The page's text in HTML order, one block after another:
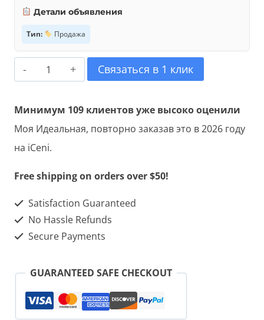
Детали объявления
Тип: Продажа
Количество
товара
Идеальная
Связаться в 1 клик
Минимум 109 клиентов уже высоко оценили
Моя Идеальная, повторно заказав это в 2026 году
на iCeni.
Free shipping on orders over $50!
Satisfaction Guaranteed
No Hassle Refunds
Secure Payments
GUARANTEED SAFE CHECKOUT